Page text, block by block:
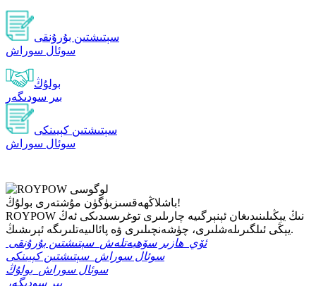
سېتىشتىن بۇرۇنقى
سوئال سوراش
بولۇڭ
بىر سودىگەر
سېتىشتىن كېيىنكى
سوئال سوراش
باشلاڭھەقسىز
بۈگۈن مۇشتەرى بولۇڭ!
ROYPOW نىڭ يېڭىلىنىدىغان ئېنېرگىيە چارىلىرى توغرىسىدىكى ئەڭ
يېڭى ئىلگىرىلەشلىرى، چۈشەنچىلىرى ۋە پائالىيەتلىرىگە ئېرىشىڭ.
ئۆي ھازىر سۆھبەتلەش سېتىشتىن بۇرۇنقى
سوئال سوراش سېتىشتىن كېيىنكى
سوئال سوراش بولۇڭ
بىر سودىگەر